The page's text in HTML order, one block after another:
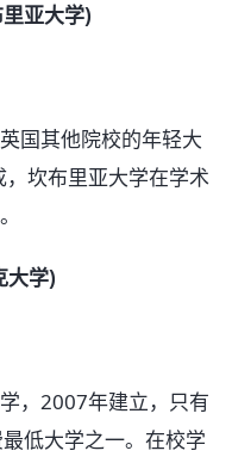
亚大学)
国其他院校的年轻大
坎布里亚大学在学术
学)
，2007年建立，只有
低大学之一。在校学